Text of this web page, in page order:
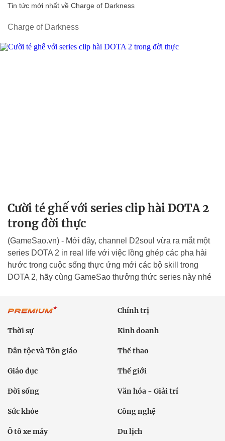
Tin tức mới nhất về Charge of Darkness
Charge of Darkness
Cười té ghế với series clip hài DOTA 2
trong đời thực
(GameSao.vn) - Mới đây, channel D2soul vừa ra mắt một
series DOTA 2 in real life với việc lồng ghép các pha hài
hước trong cuộc sống thực ứng mới các bộ skill trong
DOTA 2, hãy cùng GameSao thưởng thức series này nhé
Chính trị
Thời sự Kinh doanh
Dân tộc và Tôn giáo Thể thao
Giáo dục Thế giới
Đời sống Văn hóa - Giải trí
Sức khỏe Công nghệ
Ô tô xe máy Du lịch